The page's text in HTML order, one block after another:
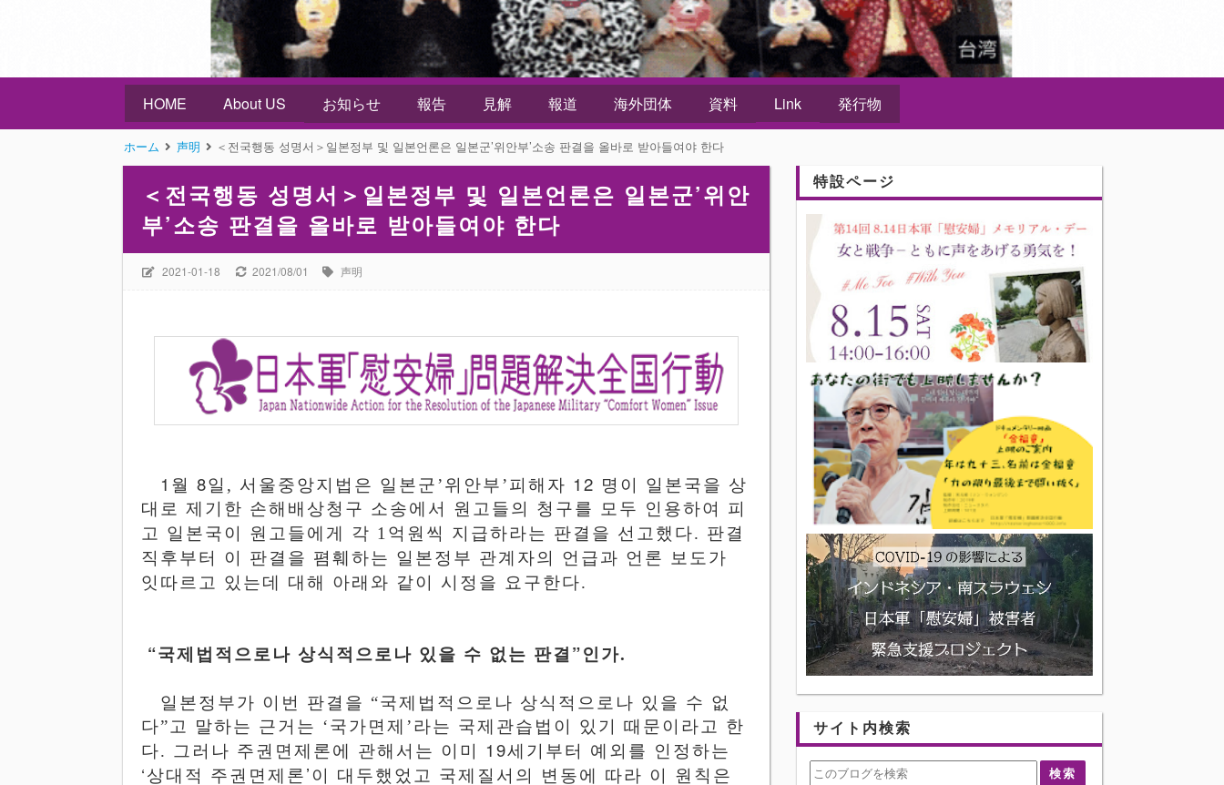
HOME About US お知らせ 報告 見解 報道 海外団体 資料 Link 発行物
ホーム 声明 ＜전국행동 성명서＞일본정부 및 일본언론은 일본군’위안부’소송 판결을 올바로 받아들여야 한다
＜전국행동 성명서＞일본정부 및 일본언론은 일본군’위안
부’소송 판결을 올바로 받아들여야 한다
2021-01-18 2021/08/01 声明
1 월8일 , 서울중앙지법은 일본군’위안부’피해자 12 명이 일본국을 상
대로 제기한 손해배상청구 소송에서 원고들의 청구를 모두 인용하여 피
고 일본국이 원고들에게 각 1 억원씩 지급하라는 판결을 선고했다. 판결
직후부터 이 판결을 폄훼하는 일본정부 관계자의 언급과 언론 보도가
잇따르고
있는데 대해 아래와 같이 시정을 요구한다.
“국제법적으로나 상식적으로나 있을 수 없는 판결 ”인가.
일본정부가 이번 판결을 “국제법적으로나 상식적으로나 있을 수 없
다” 고 말하는 근거는 ‘국가면제 ’라는 국제관습법이 있기 때문이라고 한
다. 그러나 주권면제론에 관해서는 이미 19세기부터 예외를 인정하는
‘상대적 주권면제론’ 이 대두했었고 국제질서의 변동에 따라 이
원칙은
特設ページ
サイト内検索